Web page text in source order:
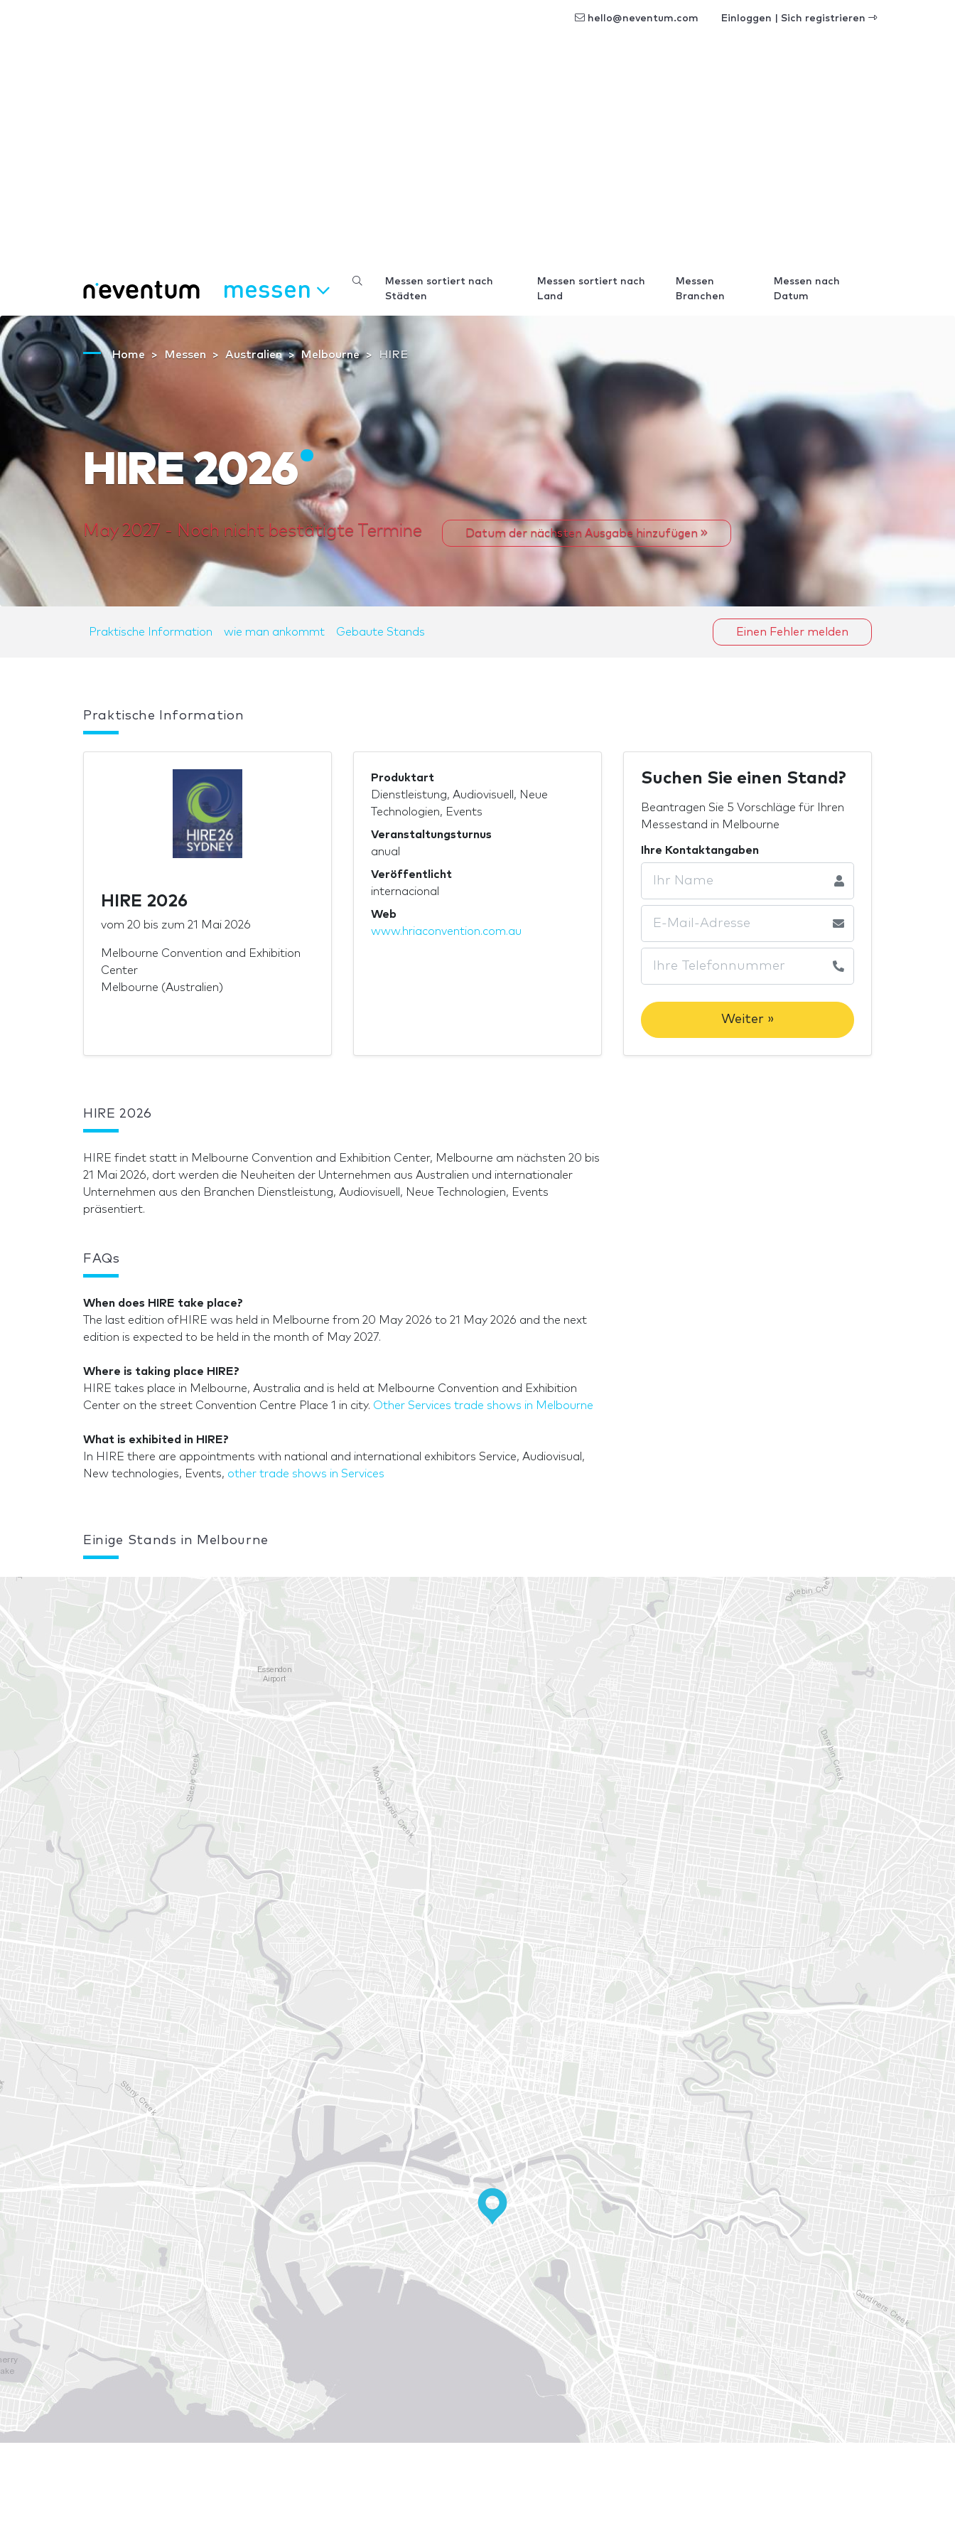
hello@neventum.com Einloggen | Sich registrieren
messen
Messen sortiert nach
Städten
Messen sortiert nach
Land
Messen
Branchen
Messen nach
Datum
Home Messen Australien Melbourne HIRE
HIRE 2026
May 2027 - Noch nicht bestätigte Termine Datum der nächsten Ausgabe hinzufügen
Praktische Information wie man ankommt Gebaute Stands Einen Fehler melden
Praktische Information
HIRE 2026
vom 20 bis zum 21 Mai 2026
Melbourne Convention and Exhibition
Center
Melbourne (Australien)
Produktart
Dienstleistung, Audiovisuell, Neue
Technologien, Events
Veranstaltungsturnus
anual
Veröffentlicht
internacional
Web
www.hriaconvention.com.au
Suchen Sie einen Stand?
Beantragen Sie 5 Vorschläge für Ihren
Messestand in Melbourne
Ihre Kontaktangaben
Weiter »
HIRE 2026
HIRE findet statt in Melbourne Convention and Exhibition Center, Melbourne am nächsten 20 bis
21 Mai 2026, dort werden die Neuheiten der Unternehmen aus Australien und internationaler
Unternehmen aus den Branchen Dienstleistung, Audiovisuell, Neue Technologien, Events
präsentiert.
FAQs
When does HIRE take place?
The last edition ofHIRE was held in Melbourne from 20 May 2026 to 21 May 2026 and the next
edition is expected to be held in the month of May 2027.
Where is taking place HIRE?
HIRE takes place in Melbourne, Australia and is held at Melbourne Convention and Exhibition
Center on the street Convention Centre Place 1 in city. Other Services trade shows in Melbourne
What is exhibited in HIRE?
In HIRE there are appointments with national and international exhibitors Service, Audiovisual,
New technologies, Events, other trade shows in Services
Einige Stands in Melbourne